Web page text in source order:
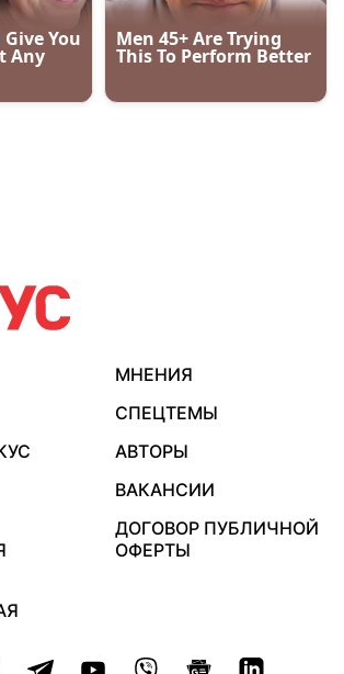
МНЕНИЯ
СПЕЦТЕМЫ
АВТОРЫ
ВАКАНСИИ
ДОГОВОР ПУБЛИЧНОЙ
ОФЕРТЫ